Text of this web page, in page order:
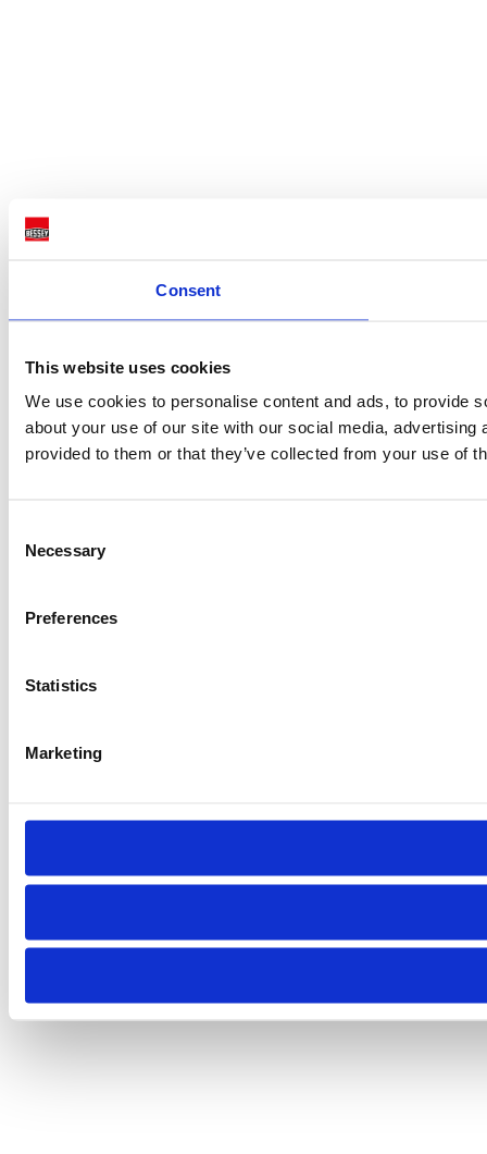
Consent
This website uses cookies
We use cookies to personalise content and ads, to provide
about your use of our site with our social media,
provided to them or that they’ve collected from your use of
Selection
Necessary
Preferences
Statistics
Marketing